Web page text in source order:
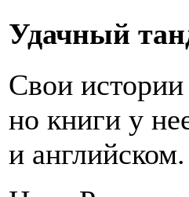
Удачный
Свои истории
но книги у
и английском.